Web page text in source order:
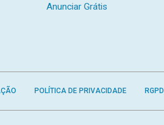
Anunciar Grátis
POLÍTICA DE PRIVACIDADE RGPD